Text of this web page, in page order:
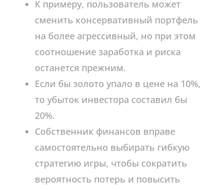
К примеру, пользователь может
сменить консервативный портфель
на более агрессивный, но при этом
соотношение заработка и риска
останется прежним.
Если бы золото упало в цене на 10%,
то убыток инвестора составил бы
20%.
Собственник финансов вправе
самостоятельно выбирать гибкую
стратегию игры, чтобы сократить
вероятность потерь и повысить